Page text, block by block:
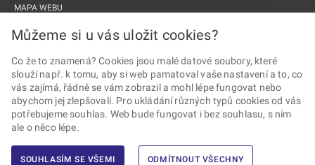
MAPA WEBU
PROHLÁŠENÍ O PŘÍSTUPNOSTI
PROJEKTY EU
Sledujte Drážní úřad
Můžeme si u vás uložit cookies?
Co že to znamená? Cookies jsou malé datové soubory, které
slouží např. k tomu, aby si web pamatoval vaše nastavení a to, co
vás zajímá, řádně se vám zobrazil a mohl lépe fungovat nebo
abychom jej zlepšovali. Pro ukládání různých typů cookies od vás
potřebujeme souhlas. Web bude fungovat i bez souhlasu, s ním
ale o něco lépe.
SOUHLASÍM SE VŠEMI ODMÍTNOUT VŠECHNY